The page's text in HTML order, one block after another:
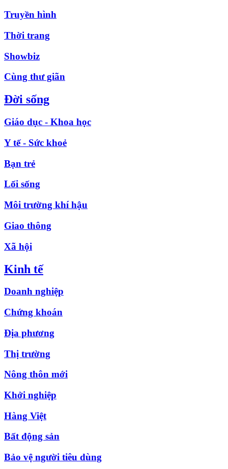
Truyền hình
Thời trang
Showbiz
Cùng thư giãn
Đời sống
Giáo dục - Khoa học
Y tế - Sức khoẻ
Bạn trẻ
Lối sống
Môi trường khí hậu
Giao thông
Xã hội
Kinh tế
Doanh nghiệp
Chứng khoán
Địa phương
Thị trường
Nông thôn mới
Khởi nghiệp
Hàng Việt
Bất động sản
Bảo vệ người tiêu dùng